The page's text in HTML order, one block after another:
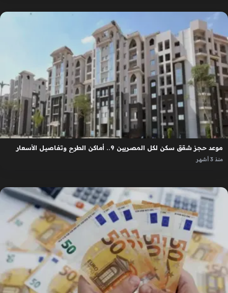
موعد حجز شقق سكن لكل المصريين 9.. أماكن الطرح وتفاصيل الأسعار
منذ 3 أشهر